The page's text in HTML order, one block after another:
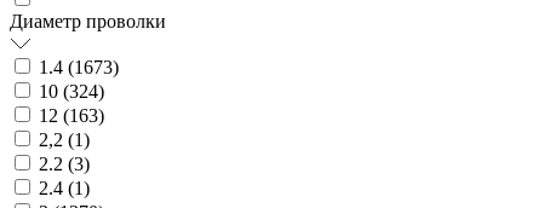
Диаметр проволки
1.4 (1673)
10 (324)
12 (163)
2,2 (1)
2.2 (3)
2.4 (1)